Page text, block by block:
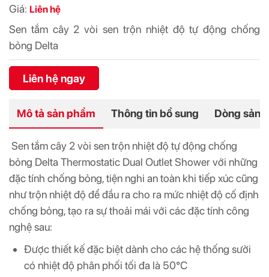
Giá: Liên hệ
Sen tắm cây 2 vòi sen trộn nhiệt độ tự động chống
bỏng Delta
Liên hệ ngay
Mô tả sản phẩm Thông tin bổ sung Dòng sản
Sen tắm cây 2 vòi sen trộn nhiệt độ tự động chống
bỏng Delta Thermostatic Dual Outlet Shower với những
đặc tính chống bỏng, tiện nghi an toàn khi tiếp xúc cũng
như trộn nhiệt độ để đầu ra cho ra mức nhiệt độ cố định
chống bỏng, tạo ra sự thoải mái với các đặc tính công
nghệ sau:
Được thiết kế đặc biệt dành cho các hệ thống sưởi
có nhiệt độ phân phối tối đa là 50°C